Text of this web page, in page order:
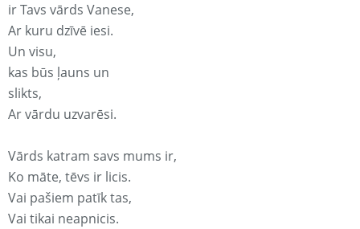
ir Tavs vārds Vanese,
Ar kuru dzīvē iesi.
Un visu,
kas būs ļauns un
slikts,
Ar vārdu uzvarēsi.
Vārds katram savs mums ir,
Ko māte, tēvs ir licis.
Vai pašiem patīk tas,
Vai tikai neapnicis.